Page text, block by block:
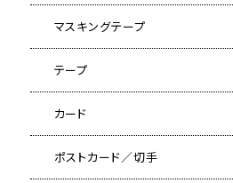
マスキングテープ
テープ
カード
ポストカード／切手